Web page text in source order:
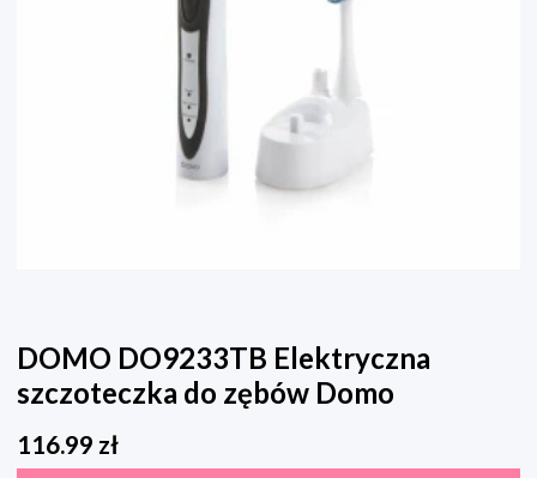
DOMO DO9233TB Elektryczna
szczoteczka do zębów Domo
116.99 zł